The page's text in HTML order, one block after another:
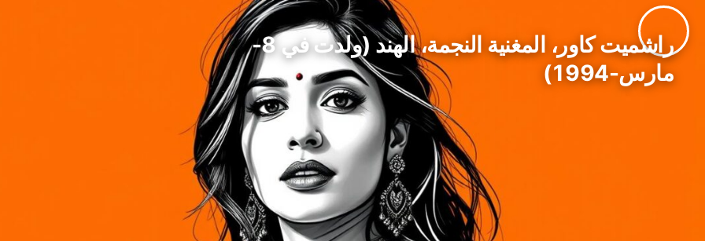
راشميت كاور، المغنية النجمة، الهند (ولدت في 8-
مارس-1994)